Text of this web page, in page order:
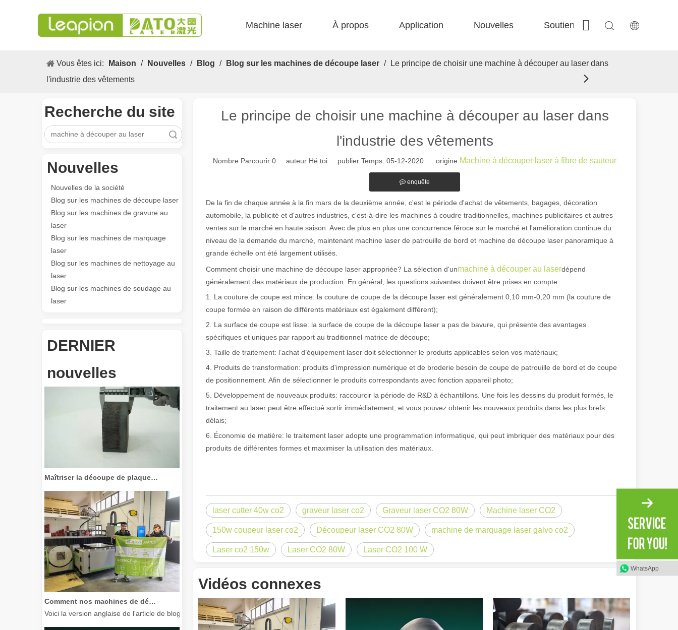
Machine laser À propos Application Nouvelles Soutien Contactez-nous
Vous êtes ici: Maison / Nouvelles / Blog / Blog sur les machines de découpe laser /
Le principe de choisir une machine à découper au laser dans
l'industrie des vêtements
Recherche du site
recherche
Nouvelles
Nouvelles de la société
Blog sur les machines de découpe laser
Blog sur les machines de gravure au
laser
Blog sur les machines de marquage
laser
Blog sur les machines de nettoyage au
laser
Blog sur les machines de soudage au
laser
DERNIER
nouvelles
Les caractéristiques polyvalentes Application et les caractéristiques exceptionnelles des machines de marquage laser Le paysage de fabrication et industriel moderne, les machines de
Voici la version anglaise de l'article de blog, adaptée à un public international tout en conservant le ton professionnel et inspirant de l'original. Briller à travers le Pacifique : comment nos machines
Le principe de choisir une machine à découper au laser dans
l'industrie des vêtements
Nombre Parcourir:0 auteur:Hé toi publier Temps: 05-12-2020 origine:Machine à découper laser à fibre de sauteur
enquête
De la fin de chaque année à la fin mars de la deuxième année, c'est le période d'achat de vêtements, bagages, décoration
automobile, la publicité et d'autres industries, c'est-à-dire les machines à coudre traditionnelles, machines publicitaires et autres
ventes sur le marché en haute saison. Avec de plus en plus une concurrence féroce sur le marché et l'amélioration continue du
niveau de la demande du marché, maintenant machine laser de patrouille de bord et machine de découpe laser panoramique à
grande échelle ont été largement utilisés.
Comment choisir une machine de découpe laser appropriée? La sélection d'unmachine à découper au laserdépend
généralement des matériaux de production. En général, les questions suivantes doivent être prises en compte:
1. La couture de coupe est mince: la couture de coupe de la découpe laser est généralement 0,10 mm-0,20 mm (la couture de
coupe formée en raison de différents matériaux est également différent);
2. La surface de coupe est lisse: la surface de coupe de la découpe laser a pas de bavure, qui présente des avantages
spécifiques et uniques par rapport au traditionnel matrice de découpe;
3. Taille de traitement: l’achat d’équipement laser doit sélectionner le produits applicables selon vos matériaux;
4. Produits de transformation: produits d'impression numérique et de broderie besoin de coupe de patrouille de bord et de coupe
de positionnement. Afin de sélectionner le produits correspondants avec fonction appareil photo;
5. Développement de nouveaux produits: raccourcir la période de R&D à échantillons. Une fois les dessins du produit formés, le
traitement au laser peut être effectué sortir immédiatement, et vous pouvez obtenir les nouveaux produits dans les plus brefs
délais;
6. Économie de matière: le traitement laser adopte une programmation informatique, qui peut imbriquer des matériaux pour des
produits de différentes formes et maximiser la utilisation des matériaux.
laser cutter 40w co2 graveur laser co2 Graveur laser CO2 80W Machine laser CO2
150w coupeur laser co2 Découpeur laser CO2 80W machine de marquage laser galvo co2
Laser co2 150w Laser CO2 80W Laser CO2 100 W
Vidéos connexes
WhatsApp